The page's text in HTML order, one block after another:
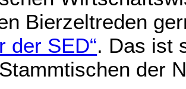
Bierzeltreden
der SED“. Das ist
der